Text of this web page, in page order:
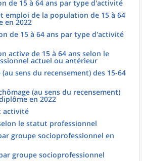
de 15 à 64 ans par type d'activité
emploi de la population de 15 à 64
en 2022
de 15 à 64 ans par type d'activité
active de 15 à 64 ans selon le
actuel ou antérieur
(au sens du recensement) des 15-64
(au sens du recensement)
en 2022
activité
le statut professionnel
groupe socioprofessionnel en
groupe socioprofessionnel